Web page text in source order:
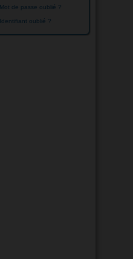
Mot de passe oublié ?
Identifiant oublié ?